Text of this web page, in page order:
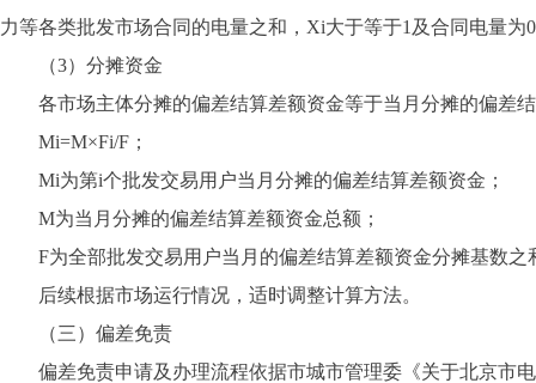
力等各类批发市场合同的电量之和，Xi大于等于1及合同电量
（3）分摊资金
各市场主体分摊的偏差结算差额资金等于当月分摊的偏差结
Mi=M×Fi/F；
Mi为第i个批发交易用户当月分摊的偏差结算差额资金；
M为当月分摊的偏差结算差额资金总额；
F为全部批发交易用户当月的偏差结算差额资金分摊基数之
后续根据市场运行情况，适时调整计算方法。
（三）偏差免责
偏差免责申请及办理流程依据市城市管理委《关于北京市电